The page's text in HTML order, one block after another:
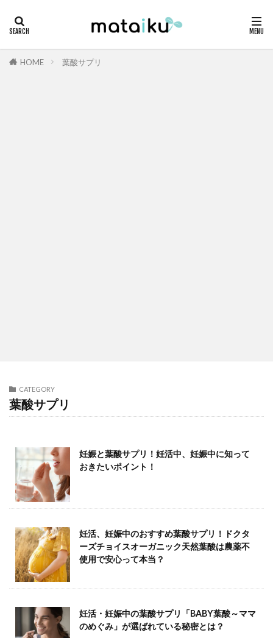
HOME 葉酸サプリ
CATEGORY
葉酸サプリ
妊娠と葉酸サプリ！妊活中、妊娠中に知って
おきたいポイント！
妊活、妊娠中のおすすめ葉酸サプリ！ドクタ
ーズチョイスオーガニック天然葉酸は農薬不
使用で安心って本当？
妊活・妊娠中の葉酸サプリ「BABY葉酸～ママ
のめぐみ」が選ばれている秘密とは？